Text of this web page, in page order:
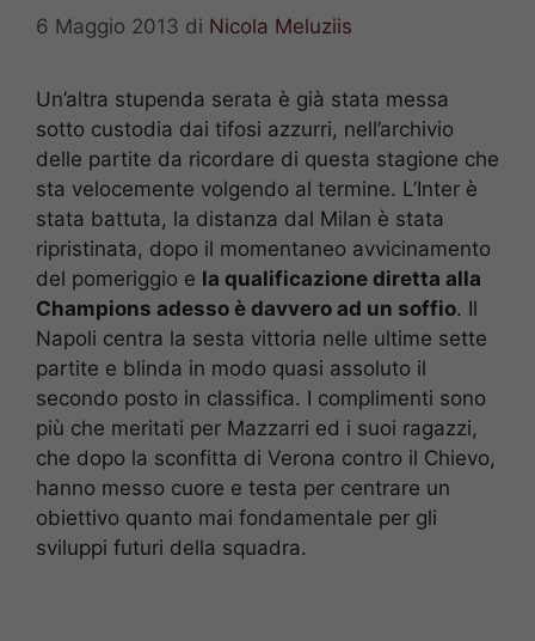
6 Maggio 2013 di Nicola Meluziis
Un’altra stupenda serata è già stata messa
sotto custodia dai tifosi azzurri, nell’archivio
delle partite da ricordare di questa stagione che
sta velocemente volgendo al termine. L’Inter è
stata battuta, la distanza dal Milan è stata
ripristinata, dopo il momentaneo avvicinamento
del pomeriggio e la qualificazione diretta alla
Champions adesso è davvero ad un soffio. Il
Napoli centra la sesta vittoria nelle ultime sette
partite e blinda in modo quasi assoluto il
secondo posto in classifica. I complimenti sono
più che meritati per Mazzarri ed i suoi ragazzi,
che dopo la sconfitta di Verona contro il Chievo,
hanno messo cuore e testa per centrare un
obiettivo quanto mai fondamentale per gli
sviluppi futuri della squadra.